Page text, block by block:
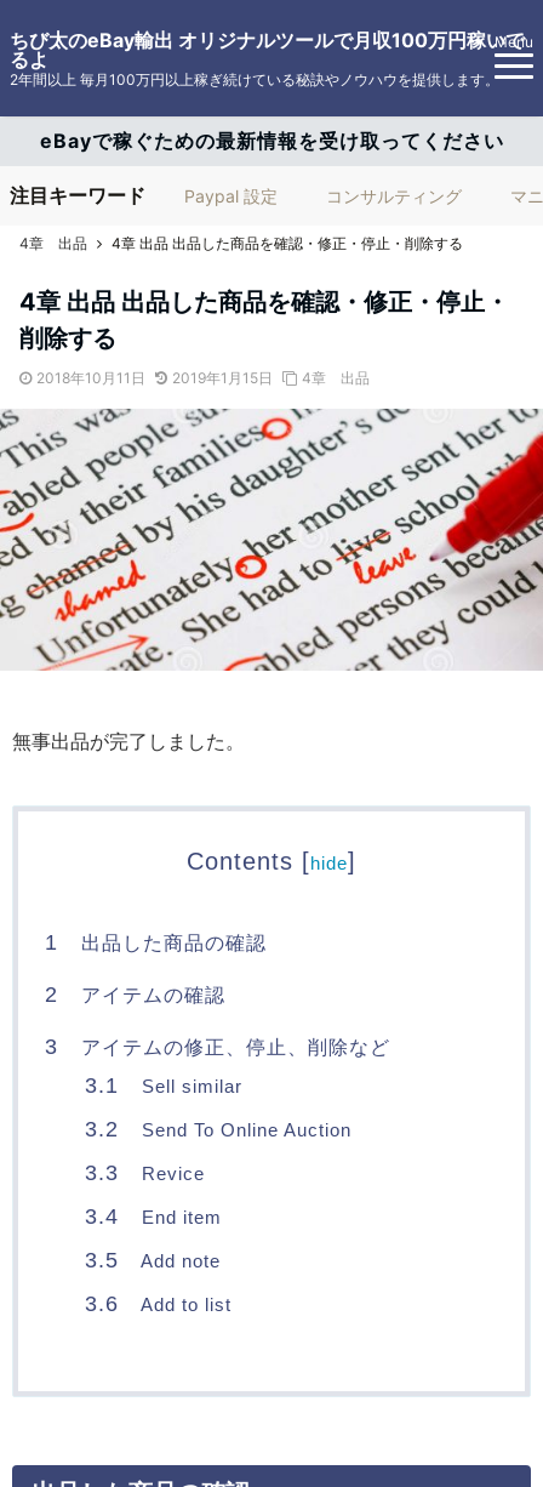
ちび太のeBay輸出 オリジナルツールで月収100万円稼いで
るよ
2年間以上 毎月100万円以上稼ぎ続けている秘訣やノウハウを提供します。
Menu
eBayで稼ぐための最新情報を受け取ってください
注目キーワード Paypal 設定 コンサルティング マ
4章 出品 4章 出品 出品した商品を確認・修正・停止・削除する
4章 出品 出品した商品を確認・修正・停止・
削除する
2018年10月11日 2019年1月15日 4章 出品
無事出品が完了しました。
Contents [hide]
1 出品した商品の確認
2 アイテムの確認
3 アイテムの修正、停止、削除など
3.1 Sell similar
3.2 Send To Online Auction
3.3 Revice
3.4 End item
3.5 Add note
3.6 Add to list